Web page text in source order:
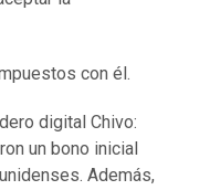
con él.
digital Chivo:
un bono inicial
Además,